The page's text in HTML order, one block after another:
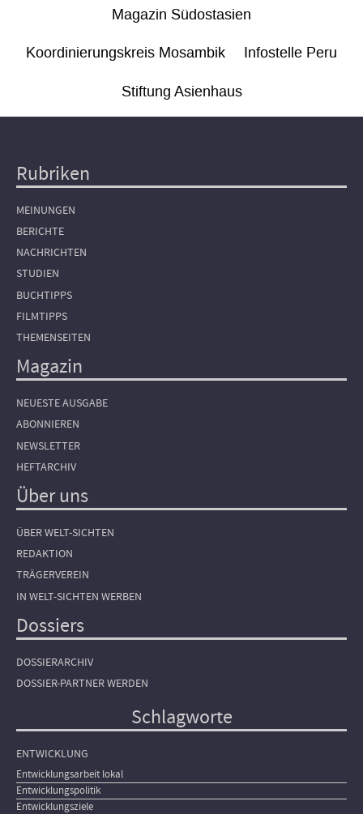
Magazin Südostasien
Koordinierungskreis Mosambik Infostelle Peru
Stiftung Asienhaus
Hauptnavigation
Rubriken
MEINUNGEN
BERICHTE
NACHRICHTEN
STUDIEN
BUCHTIPPS
FILMTIPPS
THEMENSEITEN
Magazin
NEUESTE AUSGABE
ABONNIEREN
NEWSLETTER
HEFTARCHIV
Über uns
ÜBER WELT-SICHTEN
REDAKTION
TRÄGERVEREIN
IN WELT-SICHTEN WERBEN
Dossiers
DOSSIERARCHIV
DOSSIER-PARTNER WERDEN
Schlagworte
ENTWICKLUNG
Entwicklungsarbeit lokal
Entwicklungspolitik
Entwicklungsziele